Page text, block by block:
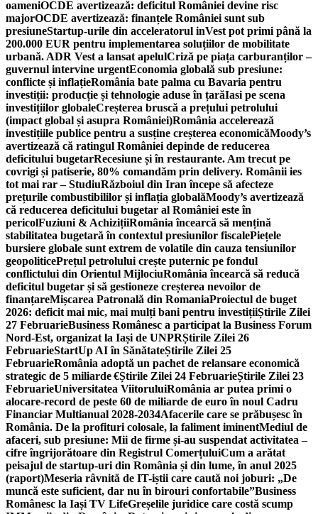
oameniOCDE avertizează: deficitul României devine risc
majorOCDE avertizează: finanțele României sunt sub
presiuneStartup-urile din acceleratorul inVest pot primi până la
200.000 EUR pentru implementarea soluțiilor de mobilitate
urbană. ADR Vest a lansat apelulCriză pe piața carburanților –
guvernul intervine urgentEconomia globală sub presiune:
conflicte și inflațieRomânia bate palma cu Bavaria pentru
investiții: producție și tehnologie aduse în țarăIasi pe scena
investițiilor globaleCreșterea bruscă a prețului petrolului
(impact global și asupra României)România accelerează
investițiile publice pentru a susține creșterea economicăMoody’s
avertizează că ratingul României depinde de reducerea
deficitului bugetarRecesiune și în restaurante. Am trecut pe
covrigi și patiserie, 80% comandăm prin delivery. Românii ies
tot mai rar – StudiuRăzboiul din Iran începe să afecteze
prețurile combustibililor și inflația globalăMoody’s avertizează
că reducerea deficitului bugetar al României este în
pericolFuziuni & AchizițiiRomânia încearcă să mențină
stabilitatea bugetară în contextul presiunilor fiscalePiețele
bursiere globale sunt extrem de volatile din cauza tensiunilor
geopoliticePrețul petrolului crește puternic pe fondul
conflictului din Orientul MijlociuRomânia încearcă să reducă
deficitul bugetar și să gestioneze creșterea nevoilor de
finanțareMișcarea Patronală din RomaniaProiectul de buget
2026: deficit mai mic, mai mulți bani pentru investițiiȘtirile Zilei
27 FebruarieBusiness Românesc a participat la Business Forum
Nord-Est, organizat la Iași de UNPRȘtirile Zilei 26
FebruarieStartUp AI în SănătateȘtirile Zilei 25
FebruarieRomânia adoptă un pachet de relansare economică
strategic de 5 miliarde €Știrile Zilei 24 FebruarieȘtirile Zilei 23
FebruarieUniversitatea ViitoruluiRomânia ar putea primi o
alocare-record de peste 60 de miliarde de euro în noul Cadru
Financiar Multianual 2028-2034Afacerile care se prăbușesc în
România. De la profituri colosale, la faliment iminentMediul de
afaceri, sub presiune: Mii de firme și-au suspendat activitatea –
cifre îngrijorătoare din Registrul ComerțuluiCum a arătat
peisajul de startup-uri din România și din lume, în anul 2025
(raport)Meseria râvnită de IT-iștii care caută noi joburi: „De
muncă este suficient, dar nu în birouri confortabile”Business
Românesc la Iași TV LifeGreșelile juridice care costă scump